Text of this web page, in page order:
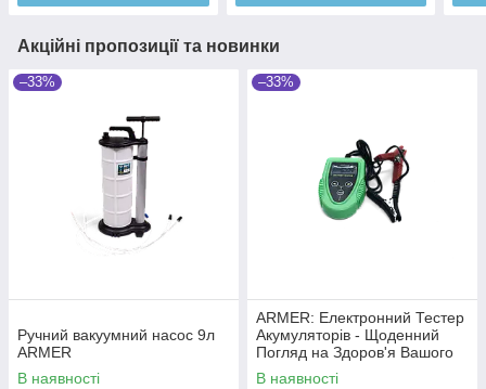
Акційні пропозиції та новинки
–33%
Ручний вакуумний насос 9л
ARMER
В наявності
–33%
ARMER: Електронний Тестер
Акумуляторів - Щоденний
Погляд на Здоров'я Вашого
Акумулятора
В наявності